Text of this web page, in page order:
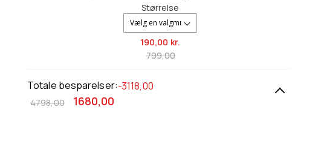
Størrelse
190,00 kr.
799,00
Totale besparelser:-3118,00
1680,00
4798,00